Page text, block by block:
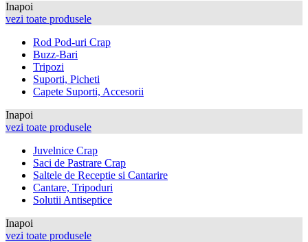
Inapoi
vezi toate produsele
Rod Pod-uri Crap
Buzz-Bari
Tripozi
Suporti, Picheti
Capete Suporti, Accesorii
Inapoi
vezi toate produsele
Juvelnice Crap
Saci de Pastrare Crap
Saltele de Receptie si Cantarire
Cantare, Tripoduri
Solutii Antiseptice
Inapoi
vezi toate produsele